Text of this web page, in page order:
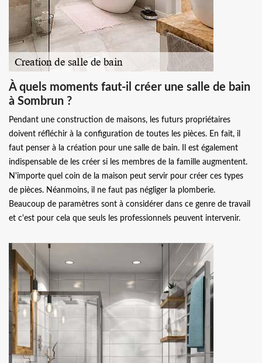
À quels moments faut-il créer une salle de bain
à Sombrun ?
Pendant une construction de maisons, les futurs propriétaires
doivent réfléchir à la configuration de toutes les pièces. En fait, il
faut penser à la création pour une salle de bain. Il est également
indispensable de les créer si les membres de la famille augmentent.
N'importe quel coin de la maison peut servir pour créer ces types
de pièces. Néanmoins, il ne faut pas négliger la plomberie.
Beaucoup de paramètres sont à considérer dans ce genre de travail
et c'est pour cela que seuls les professionnels peuvent intervenir.